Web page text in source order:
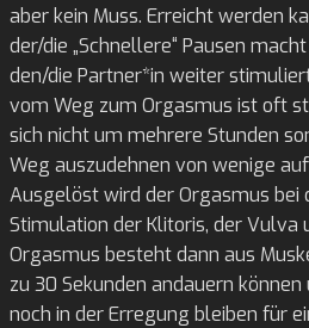
aber kein Muss. Erreicht werden
der/die „Schnellere“ Pausen
den/die Partner*in weiter
vom Weg zum Orgasmus ist oft
sich nicht um mehrere Stunden
Weg auszudehnen von wenige
Ausgelöst wird der Orgasmus bei
Stimulation der Klitoris, der Vulva
Orgasmus besteht dann aus
zu 30 Sekunden andauern
noch in der Erregung bleiben für